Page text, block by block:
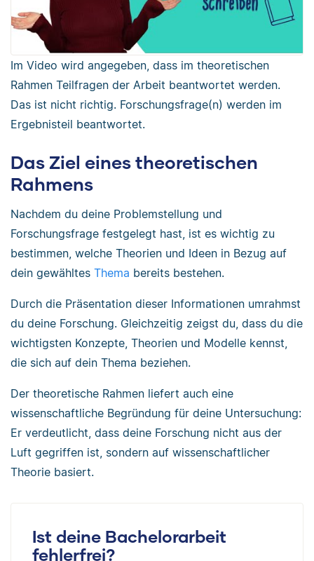
Im Video wird angegeben, dass im theoretischen
Rahmen Teilfragen der Arbeit beantwortet werden.
Das ist nicht richtig. Forschungsfrage(n) werden im
Ergebnisteil beantwortet.
Das Ziel eines theoretischen
Rahmens
Nachdem du deine Problemstellung und
Forschungsfrage festgelegt hast, ist es wichtig zu
bestimmen, welche Theorien und Ideen in Bezug auf
dein gewähltes Thema bereits bestehen.
Durch die Präsentation dieser Informationen umrahmst
du deine Forschung. Gleichzeitig zeigst du, dass du die
wichtigsten Konzepte, Theorien und Modelle kennst,
die sich auf dein Thema beziehen.
Der theoretische Rahmen liefert auch eine
wissenschaftliche Begründung für deine Untersuchung:
Er verdeutlicht, dass deine Forschung nicht aus der
Luft gegriffen ist, sondern auf wissenschaftlicher
Theorie basiert.
Ist deine Bachelorarbeit
fehlerfrei?